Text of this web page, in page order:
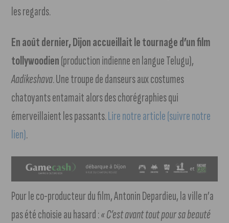
les regards.
En août dernier, Dijon accueillait le tournage d’un film
tollywoodien(production indienne en langue Telugu),
Aadikeshava. Une troupe de danseurs aux costumes
chatoyants entamait alors des chorégraphies qui
émerveillaient les passants.Lire notre article (suivre notre
lien).
Pour le co-producteur du film, Antonin Depardieu, la ville n’a
pas été choisie au hasard :« C’est avant tout pour sa beauté